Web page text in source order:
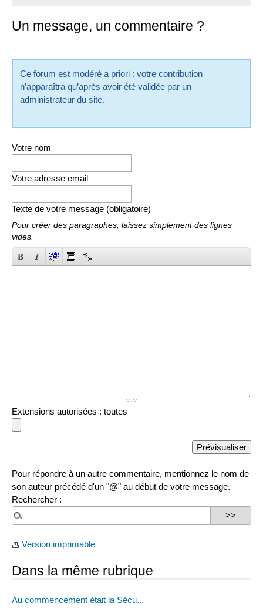
Un message, un commentaire ?
Ce forum est modéré a priori : votre contribution
n’apparaîtra qu’après avoir été validée par un
administrateur du site.
Votre nom
Votre adresse email
Texte de votre message (obligatoire)
Pour créer des paragraphes, laissez simplement des lignes
vides.
Extensions autorisées : toutes
Pour répondre à un autre commentaire, mentionnez le nom de
son auteur précédé d'un "@" au début de votre message.
Rechercher :
Version imprimable
Dans la même rubrique
Au commencement était la Sécu...